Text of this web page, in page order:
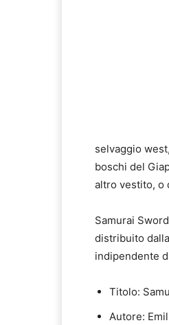
selvaggio
boschi del
altro vestito, o
Samurai
distribuito dalla
indipendente
Titolo:
Autore: